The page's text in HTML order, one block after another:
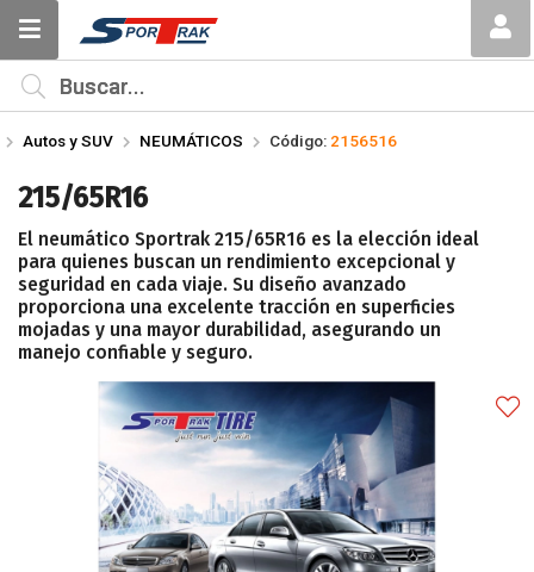
Compartir por email
Enviar
MI COMPRA
Autos y SUV NEUMÁTICOS Código: 2156516
215/65R16
El neumático Sportrak 215/65R16 es la elección ideal
para quienes buscan un rendimiento excepcional y
seguridad en cada viaje. Su diseño avanzado
proporciona una excelente tracción en superficies
mojadas y una mayor durabilidad, asegurando un
manejo confiable y seguro.